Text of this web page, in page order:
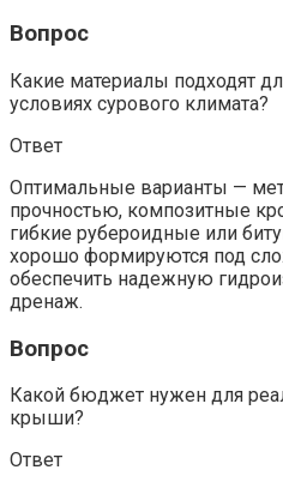
Вопрос
Какие материалы подходят
условиях сурового климата?
Ответ
Оптимальные варианты —
прочностью, композитные
гибкие рубероидные или
хорошо формируются под
обеспечить надежную
дренаж.
Вопрос
Какой бюджет нужен для
крыши?
Ответ